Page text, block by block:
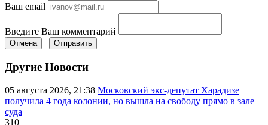
Ваш email
Введите Ваш комментарий
Отмена Отправить
Другие Новости
05 августа 2026, 21:38 Московский экс-депутат Харадизе
получила 4 года колонии, но вышла на свободу прямо в зале
суда
310